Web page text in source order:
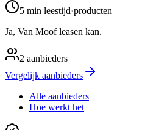
5 min leestijd·producten
Ja, Van Moof leasen kan.
2 aanbieders
Vergelijk aanbieders
Alle aanbieders
Hoe werkt het